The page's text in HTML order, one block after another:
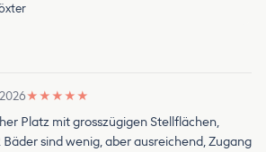
★ ★ ★ ★ ★
Platz mit grosszügigen Stellflächen,
sind wenig, aber ausreichend, Zugang